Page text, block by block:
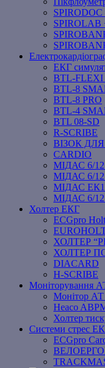
SPIRODOC
SPIROLAB
ЕКГ
BTL-FLEXI
BTL-8
BTL-8 PRO
BTL-4
BTL 08-SD
R-SCRIBE
ВІЗОК
CARDIO
МІДАС 6/12
МІДАС 6/
МІДАС
МІДАС 6/12
Холтер ЕКГ
ECGpro
ХОЛТЕР
ХОЛТЕР
DIACARD
H-SCRIBE
Моніторування
Монітор
Heaco
Холтер
Системи стрес
ECGpro